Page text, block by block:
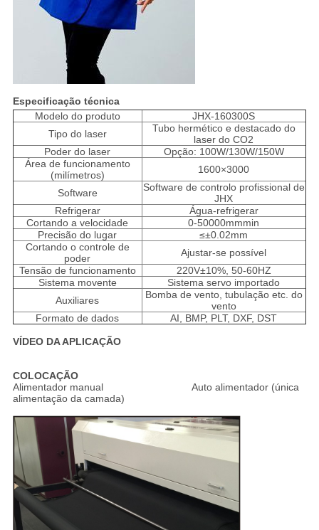
Especificação técnica
Modelo do produto
JHX-160300S
Tipo do laser
Tubo hermético e destacado do
laser do CO2
Poder do laser
Opção: 100W/130W/150W
Área de funcionamento
(milímetros)
1600×3000
Software
Software de controlo profissional de
JHX
Refrigerar
Água-refrigerar
Cortando a velocidade
0-50000mmmin
Precisão do lugar
≤±0.02mm
Cortando o controle de
poder
Ajustar-se possível
Tensão de funcionamento
220V±10%, 50-60HZ
Sistema movente
Sistema servo importado
Auxiliares
Bomba de vento, tubulação etc. do
vento
Formato de dados
AI, BMP, PLT, DXF, DST
VÍDEO DA APLICAÇÃO
COLOCAÇÃO
Alimentador manual Auto alimentador (única
alimentação da camada)